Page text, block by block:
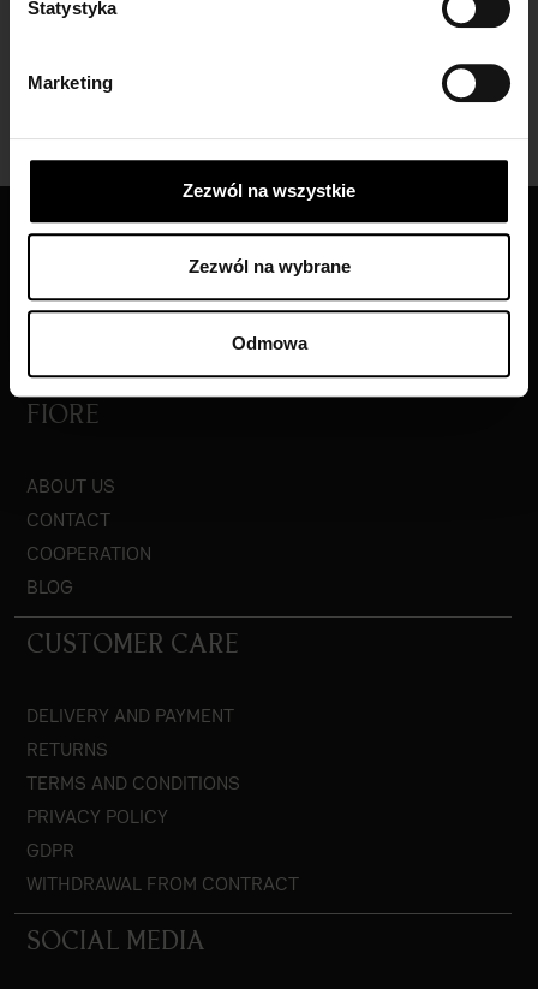
Statystyka
Marketing
Zezwól na wszystkie
Zezwól na wybrane
Odmowa
FIORE
ABOUT US
CONTACT
COOPERATION
BLOG
CUSTOMER CARE
DELIVERY AND PAYMENT
RETURNS
TERMS AND CONDITIONS
PRIVACY POLICY
GDPR
WITHDRAWAL FROM CONTRACT
SOCIAL MEDIA